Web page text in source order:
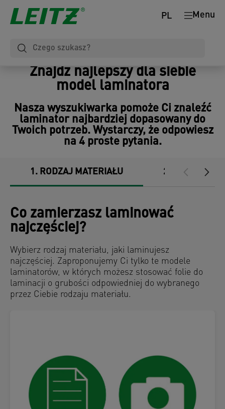
Menu
PL
Znajdź najlepszy dla siebie
model laminatora
Nasza wyszukiwarka pomoże Ci znaleźć
laminator najbardziej dopasowany do
Twoich potrzeb. Wystarczy, że odpowiesz
na 4 proste pytania.
1 RODZAJ MATERIAŁU 2 SPOSÓB
Co zamierzasz laminować
najczęściej?
Wybierz rodzaj materiału, jaki laminujesz
najczęściej. Zaproponujemy Ci tylko te modele
laminatorów, w których możesz stosować folie do
laminacji o grubości odpowiedniej do wybranego
przez Ciebie rodzaju materiału.